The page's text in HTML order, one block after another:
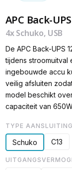
APC Back-
4x Schuko, USB
De APC Back-UPS
tijdens stroomuitval
ingebouwde accu
veilig afsluiten
model beschikt
capaciteit van
TYPE AANSLUITING
Schuko C13